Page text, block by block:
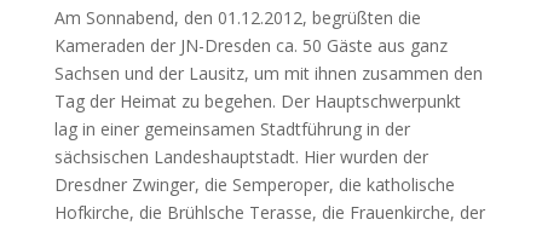
Am Sonnabend, den 01.12.2012, begrüßten die
Kameraden der JN-Dresden ca. 50 Gäste aus ganz
Sachsen und der Lausitz, um mit ihnen zusammen den
Tag der Heimat zu begehen. Der Hauptschwerpunkt
lag in einer gemeinsamen Stadtführung in der
sächsischen Landeshauptstadt. Hier wurden der
Dresdner Zwinger, die Semperoper, die katholische
Hofkirche, die Brühlsche Terasse, die Frauenkirche, der